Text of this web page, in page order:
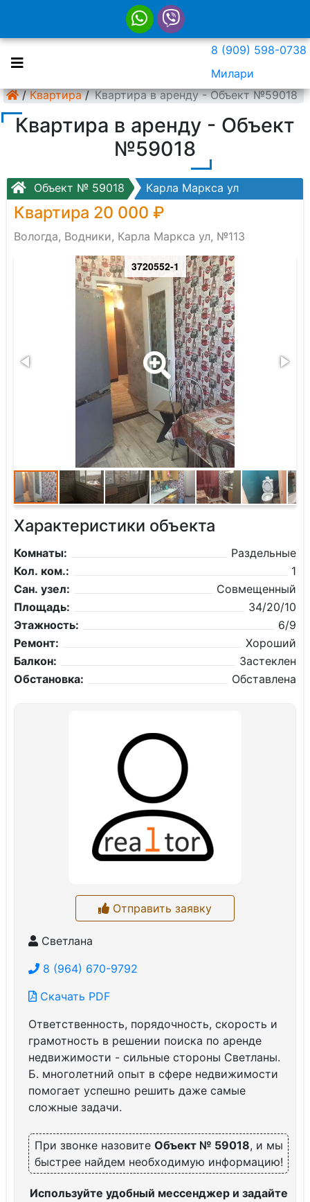
8 (909) 598-0738
Милари
/ Квартира / Квартира в аренду - Объект №59018
Квартира в аренду - Объект
№59018
Объект № 59018 Карла Маркса ул
Квартира 20 000 ₽
Вологда, Водники, Карла Маркса ул, №113
3720552-1
Характеристики объекта
Комнаты:
Раздельные
Кол. ком.:
1
Сан. узел:
Совмещенный
Площадь:
34/20/10
Этажность:
6/9
Ремонт:
Хороший
Балкон:
Застеклен
Обстановка:
Обставлена
Отправить заявку
Светлана
8 (964) 670-9792
Скачать PDF
Ответственность, порядочность, скорость и
грамотность в решении поиска по аренде
недвижимости - сильные стороны Светланы.
Б. многолетний опыт в сфере недвижимости
помогает успешно решить даже самые
сложные задачи.
При звонке назовите Объект № 59018, и мы
быстрее найдем необходимую информацию!
Используйте удобный мессенджер и задайте